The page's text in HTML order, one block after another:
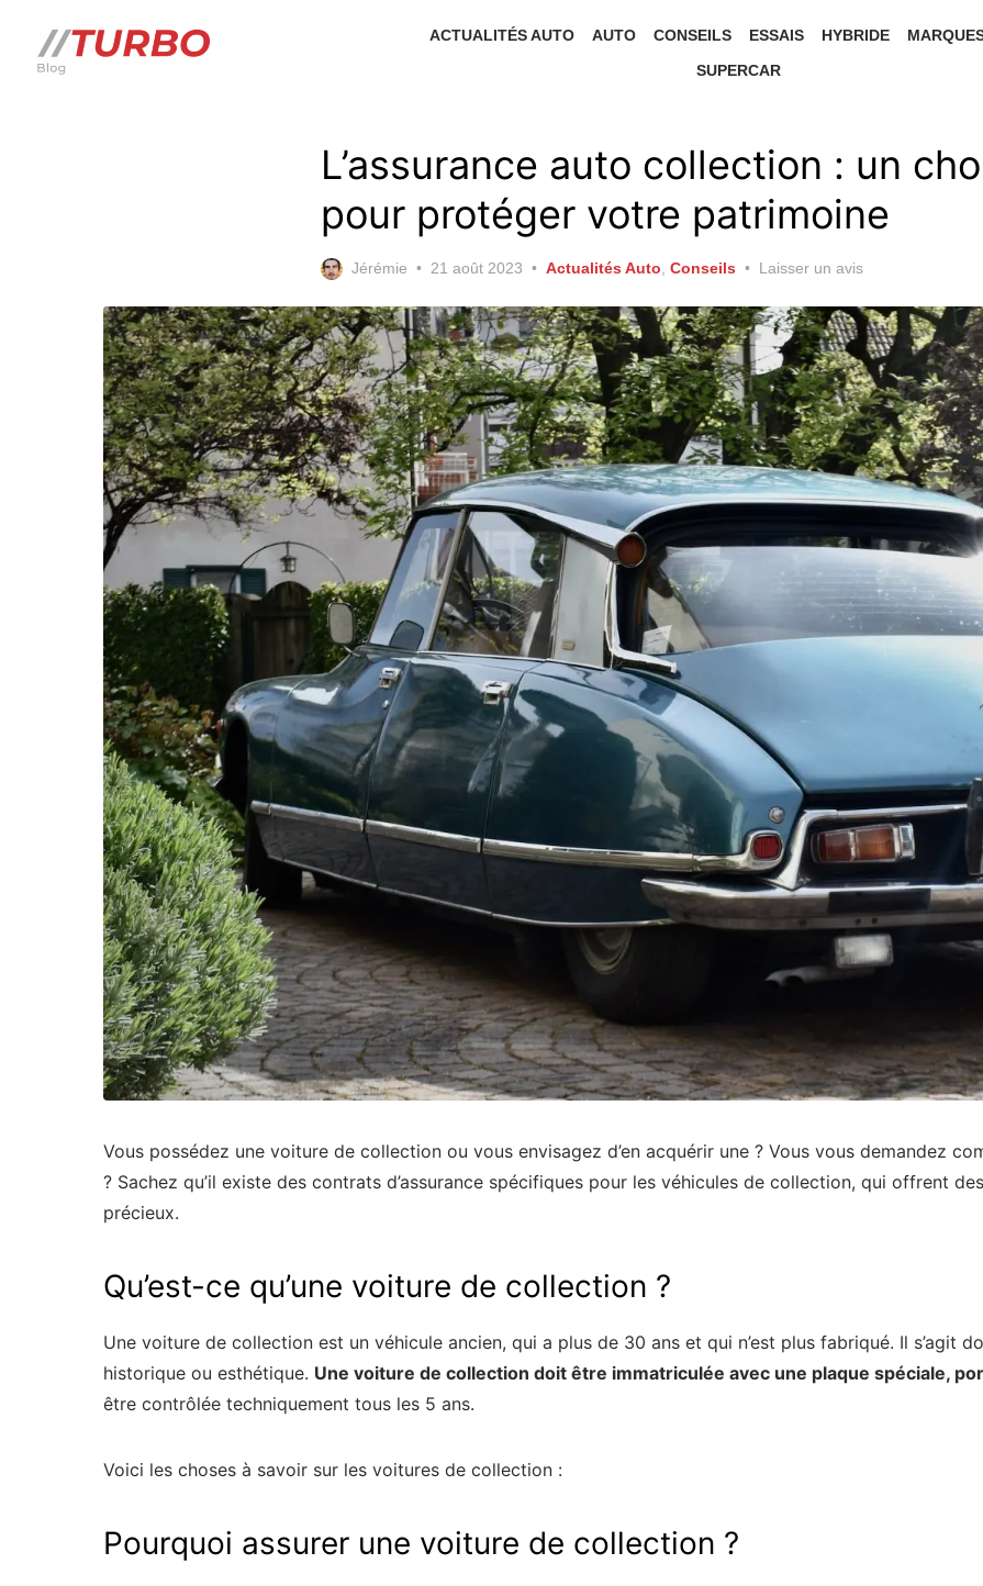
ACTUALITÉS AUTO AUTO CONSEILS ESSAIS HYBRIDE
SUPERCAR
L’assurance auto collection : un
pour protéger votre patrimoine
Jérémie
Posted
21 août 2023 Actualités Auto Conseils Laisser un avis
Vous possédez une voiture de collection ou vous envisagez d’en acquérir une ? Vous vous demandez
? Sachez qu’il existe des contrats d’assurance spécifiques pour les véhicules de collection, qui offrent
précieux.
Qu’est-ce qu’une voiture de collection ?
Une voiture de collection est un véhicule ancien, qui a plus de 30 ans et qui n’est plus fabriqué. Il s’agit
historique ou esthétique. Une voiture de collection doit être immatriculée avec une plaque spéciale,
être contrôlée techniquement tous les 5 ans.
Voici les choses à savoir sur les voitures de collection :
Pourquoi assurer une voiture de collection ?